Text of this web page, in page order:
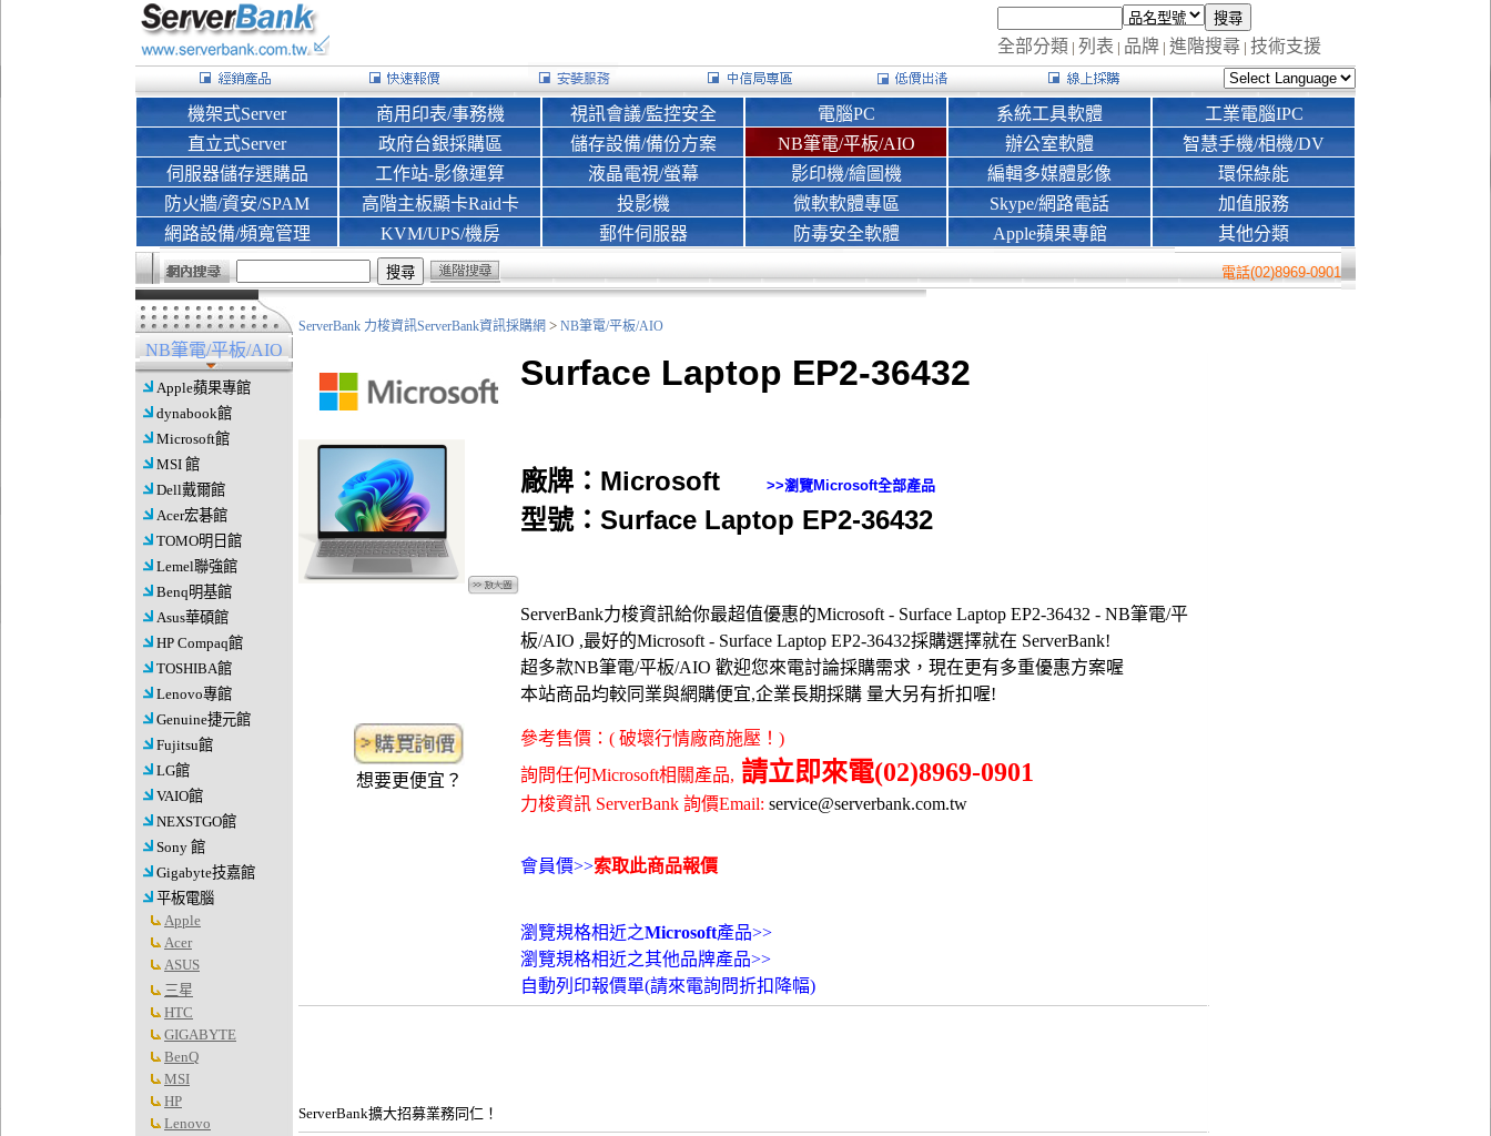
全部分類 | 列表 | 品牌 | 進階搜尋 | 技術支援
機架式Server
直立式Server
伺服器儲存選購品
防火牆/資安/SPAM
網路設備/頻寬管理
商用印表/事務機
政府台銀採購區
工作站-影像運算
高階主板顯卡Raid卡
KVM/UPS/機房
視訊會議/監控安全
儲存設備/備份方案
液晶電視/螢幕
投影機
郵件伺服器
電腦PC
NB筆電/平板/AIO
影印機/繪圖機
微軟軟體專區
防毒安全軟體
系統工具軟體
辦公室軟體
編輯多媒體影像
Skype/網路電話
Apple蘋果專館
工業電腦IPC
智慧手機/相機/DV
環保綠能
加值服務
其他分類
電話(02)8969-0901
NB筆電/平板/AIO
Apple蘋果專館
dynabook館
Microsoft館
MSI 館
Dell戴爾館
Acer宏碁館
TOMO明日館
Lemel聯強館
Benq明基館
Asus華碩館
HP Compaq館
TOSHIBA館
Lenovo專館
Genuine捷元館
Fujitsu館
LG館
VAIO館
NEXSTGO館
Sony 館
Gigabyte技嘉館
平板電腦
Apple
Acer
ASUS
三星
HTC
GIGABYTE
BenQ
MSI
HP
Lenovo
ServerBank 力梭資訊ServerBank資訊採購網 > NB筆電/平板/AIO
Surface Laptop EP2-36432
廠牌：Microsoft >>瀏覽Microsoft全部產品
型號：Surface Laptop EP2-36432
ServerBank力梭資訊給你最超值優惠的Microsoft - Surface Laptop EP2-36432 - NB筆電/平
板/AIO ,最好的Microsoft - Surface Laptop EP2-36432採購選擇就在 ServerBank!
超多款NB筆電/平板/AIO 歡迎您來電討論採購需求，現在更有多重優惠方案喔
本站商品均較同業與網購便宜,企業長期採購 量大另有折扣喔!
想要更便宜？
參考售價：( 破壞行情廠商施壓！)
詢問任何Microsoft相關產品, 請立即來電(02)8969-0901
力梭資訊 ServerBank 詢價Email: service@serverbank.com.tw
會員價>>索取此商品報價
瀏覽規格相近之Microsoft產品>>
瀏覽規格相近之其他品牌產品>>
自動列印報價單(請來電詢問折扣降幅)
ServerBank擴大招募業務同仁！